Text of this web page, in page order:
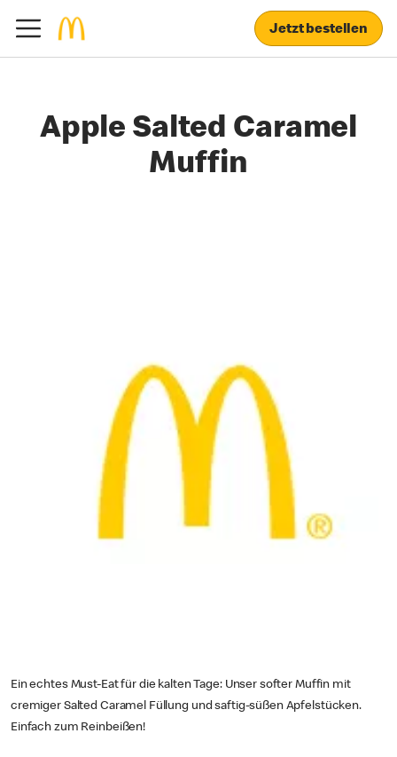
Jetzt bestellen
Apple Salted Caramel
Muffin
Ein echtes Must-Eat für die kalten Tage: Unser softer Muffin mit
cremiger Salted Caramel Füllung und saftig-süßen Apfelstücken.
Einfach zum Reinbeißen!